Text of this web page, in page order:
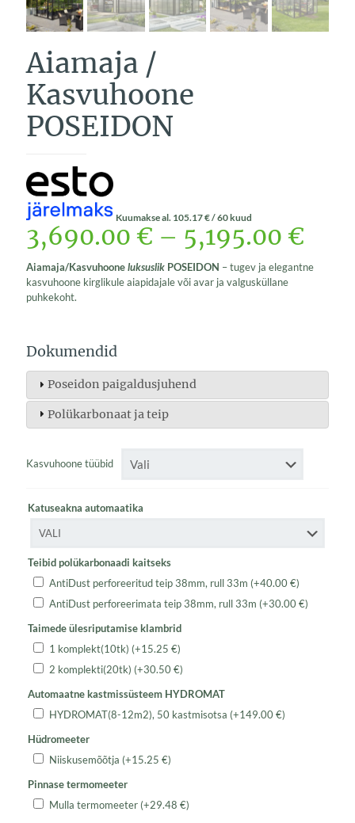
Aiamaja /
Kasvuhoone
POSEIDON
Kuumakse al. 105.17€/ 60 kuud
3,690.00 € – 5,195.00 €
Aiamaja/Kasvuhooneluksuslik POSEIDON – tugev ja elegantne
kasvuhoone kirglikule aiapidajale või avar ja valgusküllane
puhkekoht.
Dokumendid
Poseidon paigaldusjuhend
Polükarbonaat ja teip
Kasvuhoone tüübid
Katuseakna automaatika
Teibid polükarbonaadi kaitseks
AntiDust perforeeritud teip 38mm, rull 33m (+40.00 €)
AntiDust perforeerimata teip 38mm, rull 33m (+30.00 €)
Taimede ülesriputamise klambrid
1 komplekt(10tk) (+15.25 €)
2 komplekti(20tk) (+30.50 €)
Automaatne kastmissüsteem HYDROMAT
HYDROMAT(8-12m2), 50 kastmisotsa (+149.00 €)
Hüdromeeter
Niiskusemõõtja (+15.25 €)
Pinnase termomeeter
Mulla termomeeter (+29.48 €)